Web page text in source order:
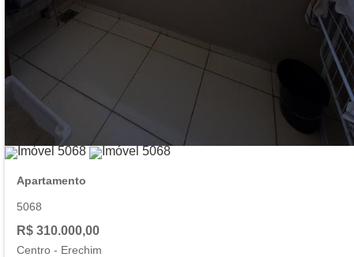
Apartamento
5068
R$ 310.000,00
Centro - Erechim